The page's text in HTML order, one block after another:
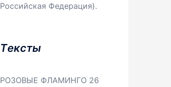
Российская Федерация).
Tексты
РОЗОВЫЕ ФЛАМИНГО 26